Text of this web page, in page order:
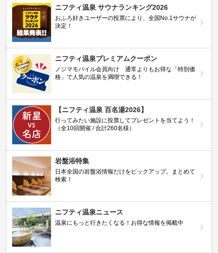
ニフティ温泉 サウナランキング2026
おふろ好きユーザーの投票により、全国No.1サウナが
決定！
ニフティ温泉プレミアムクーポン
ノジマモバイル会員向け 通常よりもお得な「特別価
格」で人気の温泉を満喫できる！
【ニフティ温泉 百名湯2026】
行ってみたい施設に投票してプレゼントを当てよう！
（全10回開催 / 合計260名様）
岩盤浴特集
日本全国の岩盤浴情報だけをピックアップ。まとめて
検索！
ニフティ温泉ニュース
温泉にもっと行きたくなる！お得な情報を掲載中